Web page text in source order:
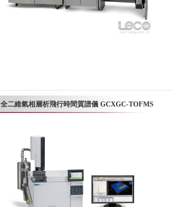
全二維氣相層析飛行時間質譜儀 GCXGC-TOFMS